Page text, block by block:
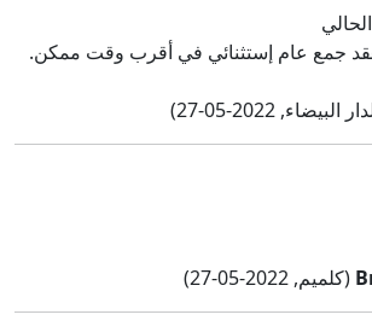
لعقد جمع عام إستثنائي في أقرب وقت ممكن.
البيضاء, 2022-05-27)
(كلميم, 2022-05-27)